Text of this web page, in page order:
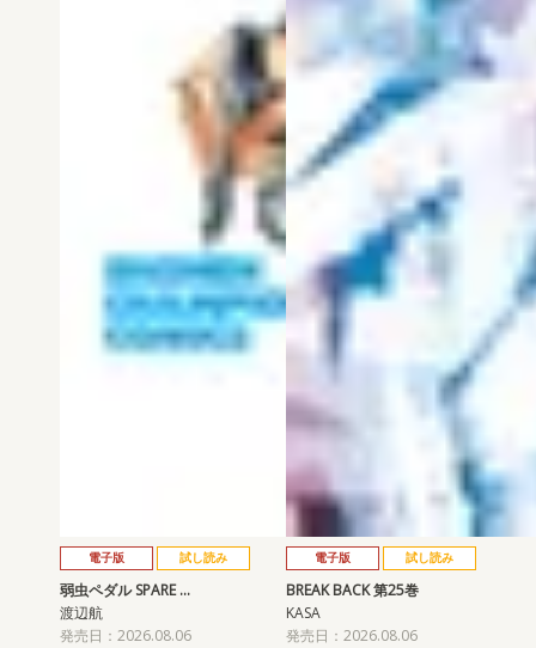
電子版 試し読み
弱虫ペダル SPARE …
渡辺航
発売日：2026.08.06
電子版 試し読み
BREAK BACK 第25巻
KASA
発売日：2026.08.06